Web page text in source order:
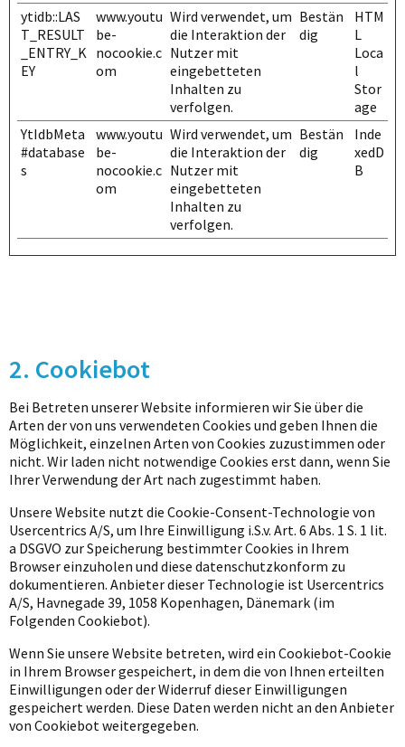
ytidb::LAS
T_RESULT
_ENTRY_K
EY
www.youtu
be-
nocookie.c
om
Wird verwendet, um
die Interaktion der
Nutzer mit
eingebetteten
Inhalten zu
verfolgen.
Bestän
dig
HTM
L
Loca
l
Stor
age
YtIdbMeta
#database
s
www.youtu
be-
nocookie.c
om
Wird verwendet, um
die Interaktion der
Nutzer mit
eingebetteten
Inhalten zu
verfolgen.
Bestän
dig
Inde
xedD
B
2. Cookiebot
Bei Betreten unserer Website informieren wir Sie über die
Arten der von uns verwendeten Cookies und geben Ihnen die
Möglichkeit, einzelnen Arten von Cookies zuzustimmen oder
nicht. Wir laden nicht notwendige Cookies erst dann, wenn Sie
Ihrer Verwendung der Art nach zugestimmt haben.
Unsere Website nutzt die Cookie-Consent-Technologie von
Usercentrics A/S, um Ihre Einwilligung i.S.v. Art. 6 Abs. 1 S. 1 lit.
a DSGVO zur Speicherung bestimmter Cookies in Ihrem
Browser einzuholen und diese datenschutzkonform zu
dokumentieren. Anbieter dieser Technologie ist Usercentrics
A/S, Havnegade 39, 1058 Kopenhagen, Dänemark (im
Folgenden Cookiebot).
Wenn Sie unsere Website betreten, wird ein Cookiebot-Cookie
in Ihrem Browser gespeichert, in dem die von Ihnen erteilten
Einwilligungen oder der Widerruf dieser Einwilligungen
gespeichert werden. Diese Daten werden nicht an den Anbieter
von Cookiebot weitergegeben.